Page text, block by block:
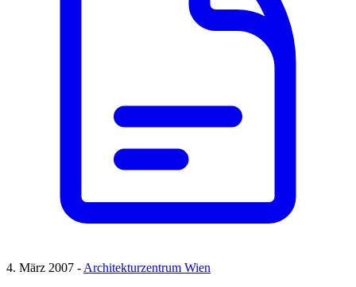
4. März 2007 -Architekturzentrum Wien